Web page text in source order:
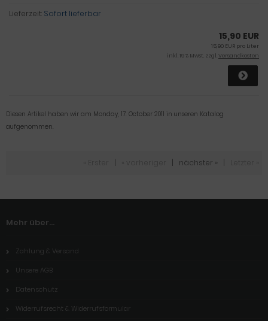
Lieferzeit: Sofort lieferbar
15,90 EUR
15,90 EUR pro Liter
inkl. 19 % MwSt. zzgl.Versandkosten
Diesen Artikel haben wir am Monday, 17. October 2011 in unseren Katalog
aufgenommen.
nächster »
Mehr über...
Zahlung & Versand
Unsere AGB
Datenschutz
Widerrufsrecht & Widerrufsformular